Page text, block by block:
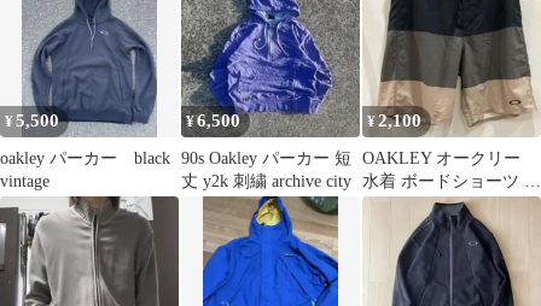
¥5,500
oakley パーカー black
vintage
¥6,500
90s Oakley パーカー 短
丈 y2k 刺繍 archive city
¥2,100
⁠OAKLEY オークリー
水着 ボードショーツ 34
ハーフパンツ 海パン